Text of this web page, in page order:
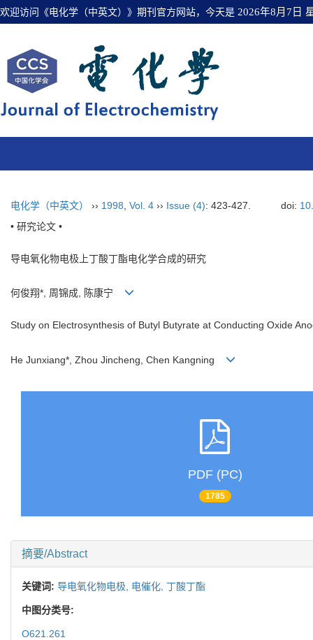
欢迎访问《电化学（中英文）》期刊官方网站，今天是 2026年8月7日
电化学（中英文） ›› 1998 Vol. 4 ›› Issue (4): 423-427. doi:
• 研究论文 •
导电氧化物电极上丁酸丁酯电化学合成的研究
何俊翔*, 周锦成, 陈康宁
Study on Electrosynthesis of Butyl Butyrate at Conducting Oxide
He Junxiang*, Zhou Jincheng, Chen Kangning
PDF (PC)
1785
摘要/Abstract
关键词: 导电氧化物电极, 电催化, 丁酸丁酯
中图分类号:
O621.261